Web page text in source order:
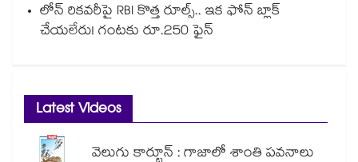
లోన్ రికవరీపై RBI కొత్త రూల్స్.. ఇక ఫోన్ బ్లాక్
చేయలేరు! గంటకు రూ.250 ఫైన్
Latest Videos
వెలుగు కార్టూన్ : గాజాలో శాంతి పవనాలు